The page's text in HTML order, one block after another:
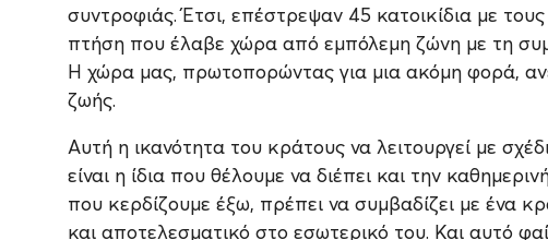
συντροφιάς. Έτσι, επέστρεψαν 45 κατοικίδια με
πτήση που έλαβε χώρα από εμπόλεμη ζώνη με τη
Η χώρα μας, πρωτοπορώντας για μια ακόμη φορά,
ζωής.
Αυτή η ικανότητα του κράτους να λειτουργεί με
είναι η ίδια που θέλουμε να διέπει και την
που κερδίζουμε έξω, πρέπει να συμβαδίζει με ένα
και αποτελεσματικό στο εσωτερικό του. Και αυτό